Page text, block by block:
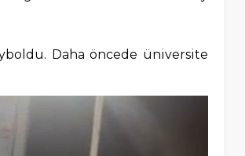
Daha öncede üniversite